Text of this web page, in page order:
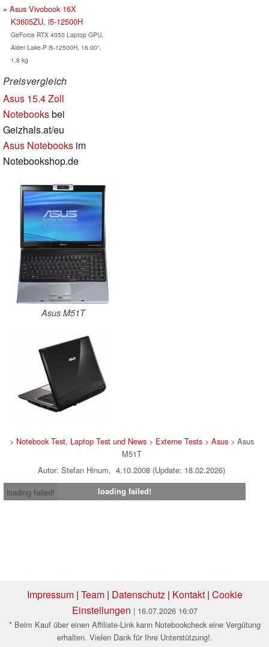
Asus Vivobook 16X
K3605ZU, i5-12500H
GeForce RTX 4050 Laptop GPU,
Alder Lake-P i5-12500H, 16.00",
1.8 kg
Preisvergleich
Asus 15.4 Zoll
Notebooksbei
Geizhals.at/eu
Asus Notebooks im
Notebookshop.de
Asus M51T
> Notebook Test, Laptop Test und News> Externe Tests> Asus> Asus
M51T
Autor: Stefan Hinum, 4.10.2008 (Update: 18.02.2026)
loading failed!
loading failed!
Impressum| Team| Datenschutz| Kontakt| Cookie
Einstellungen | 16.07.2026 16:07
* Beim Kauf über einen Affiliate-Link kann Notebookcheck eine Vergütung
erhalten. Vielen Dank für Ihre Unterstützung!.